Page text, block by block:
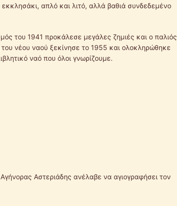
απλό και λιτό, αλλά βαθιά συνδεδεμένο
του 1941 προκάλεσε μεγάλες ζημιές και ο παλιός
νέου ναού ξεκίνησε το 1955 και ολοκληρώθηκε
ναό που όλοι γνωρίζουμε.
Αστεριάδης ανέλαβε να αγιογραφήσει τον